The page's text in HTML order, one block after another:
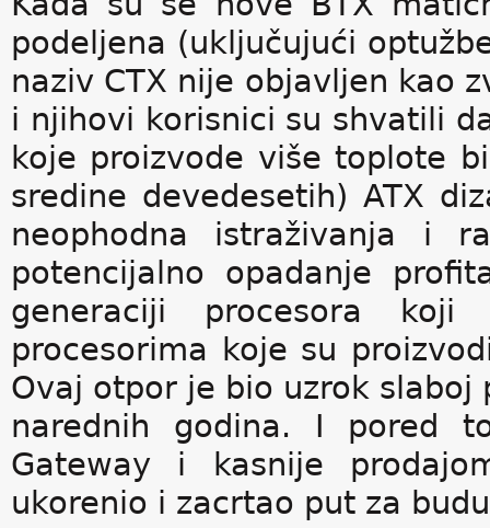
podeljena (uključujući
naziv CTX nije objavljen kao
i njihovi korisnici su shvatili
koje proizvode više toplote
sredine devedesetih) ATX
neophodna istraživanja i
potencijalno opadanje
generaciji procesora
procesorima koje su
Ovaj otpor je bio uzrok
narednih godina. I pored
Gateway i kasnije
ukorenio i zacrtao put za